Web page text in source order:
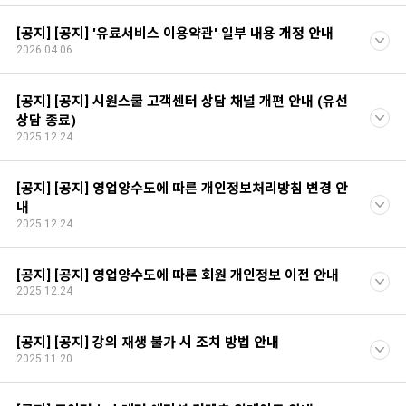
[공지] [공지] '유료서비스 이용약관' 일부 내용 개정 안내
2026.04.06
[공지] [공지] 시원스쿨 고객센터 상담 채널 개편 안내 (유선
상담 종료)
2025.12.24
[공지] [공지] 영업양수도에 따른 개인정보처리방침 변경 안
내
2025.12.24
[공지] [공지] 영업양수도에 따른 회원 개인정보 이전 안내
2025.12.24
[공지] [공지] 강의 재생 불가 시 조치 방법 안내
2025.11.20